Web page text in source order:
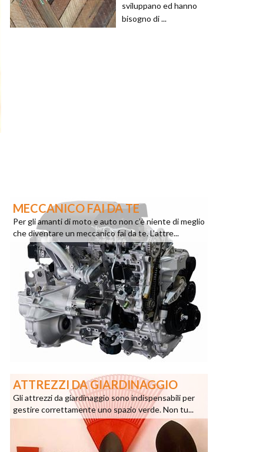
sviluppano ed hanno
bisogno di ...
MECCANICO FAI DA TE
Per gli amanti di moto e auto non c’è niente di meglio
che diventare un meccanico fai da te. L’attre...
ATTREZZI DA GIARDINAGGIO
Gli attrezzi da giardinaggio sono indispensabili per
gestire correttamente uno spazio verde. Non tu...